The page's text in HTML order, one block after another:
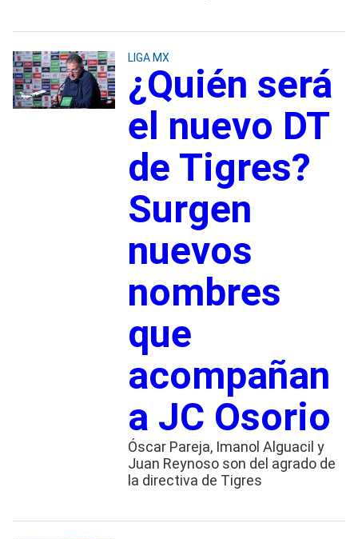
LIGA MX
¿Quién será
el nuevo DT
de Tigres?
Surgen
nuevos
nombres
que
acompañan
a JC Osorio
Óscar Pareja, Imanol Alguacil y
Juan Reynoso son del agrado de
la directiva de Tigres